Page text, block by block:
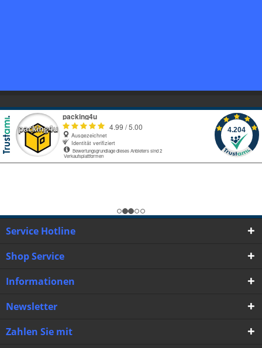
Service Hotline
Shop Service
Informationen
Newsletter
Zahlen Sie mit